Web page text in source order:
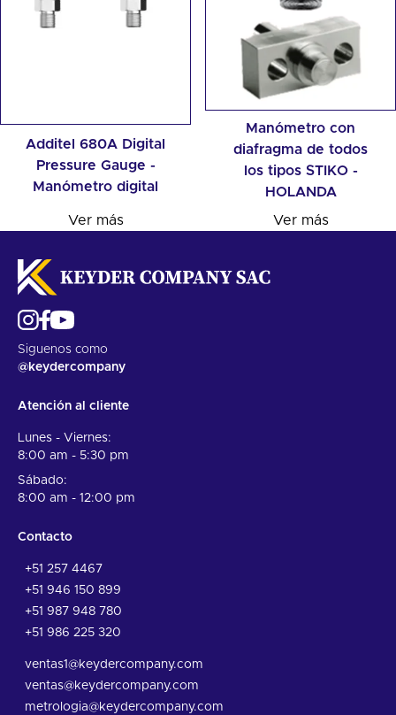
Additel 680A Digital
Pressure Gauge -
Manómetro digital
Ver más
Manómetro con
diafragma de todos
los tipos STIKO -
HOLANDA
Ver más
Siguenos como
@keydercompany
Atención al cliente
Lunes - Viernes:
8:00 am - 5:30 pm
Sábado:
8:00 am - 12:00 pm
Contacto
+51 257 4467
+51 946 150 899
+51 987 948 780
+51 986 225 320
ventas1@keydercompany.com
ventas@keydercompany.com
metrologia@keydercompany.com